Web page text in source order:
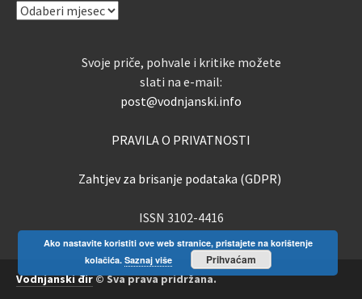
ARHIVA
Svoje priče, pohvale i kritike možete
slati na e-mail:
post@vodnjanski.info
PRAVILA O PRIVATNOSTI
Zahtjev za brisanje podataka (GDPR)
ISSN 3102-4416
Vodnjanski đir© Sva prava pridržana.
Ako nastavite koristiti ove web stranice, pristajete na korištenje
kolačića. Saznaj više Prihvaćam